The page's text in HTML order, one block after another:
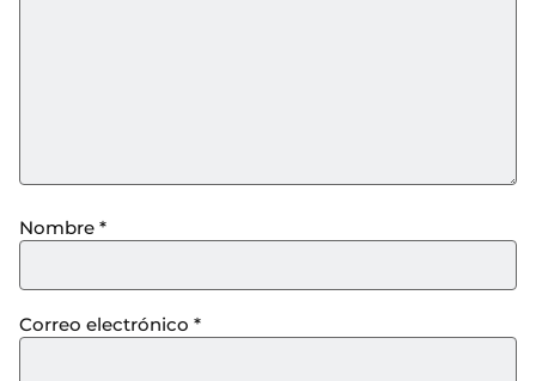
Nombre *
Correo electrónico *